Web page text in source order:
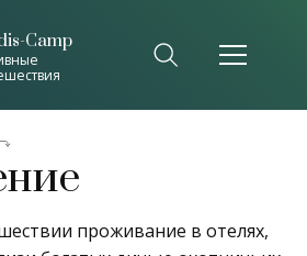
Camp
проживание в отелях,